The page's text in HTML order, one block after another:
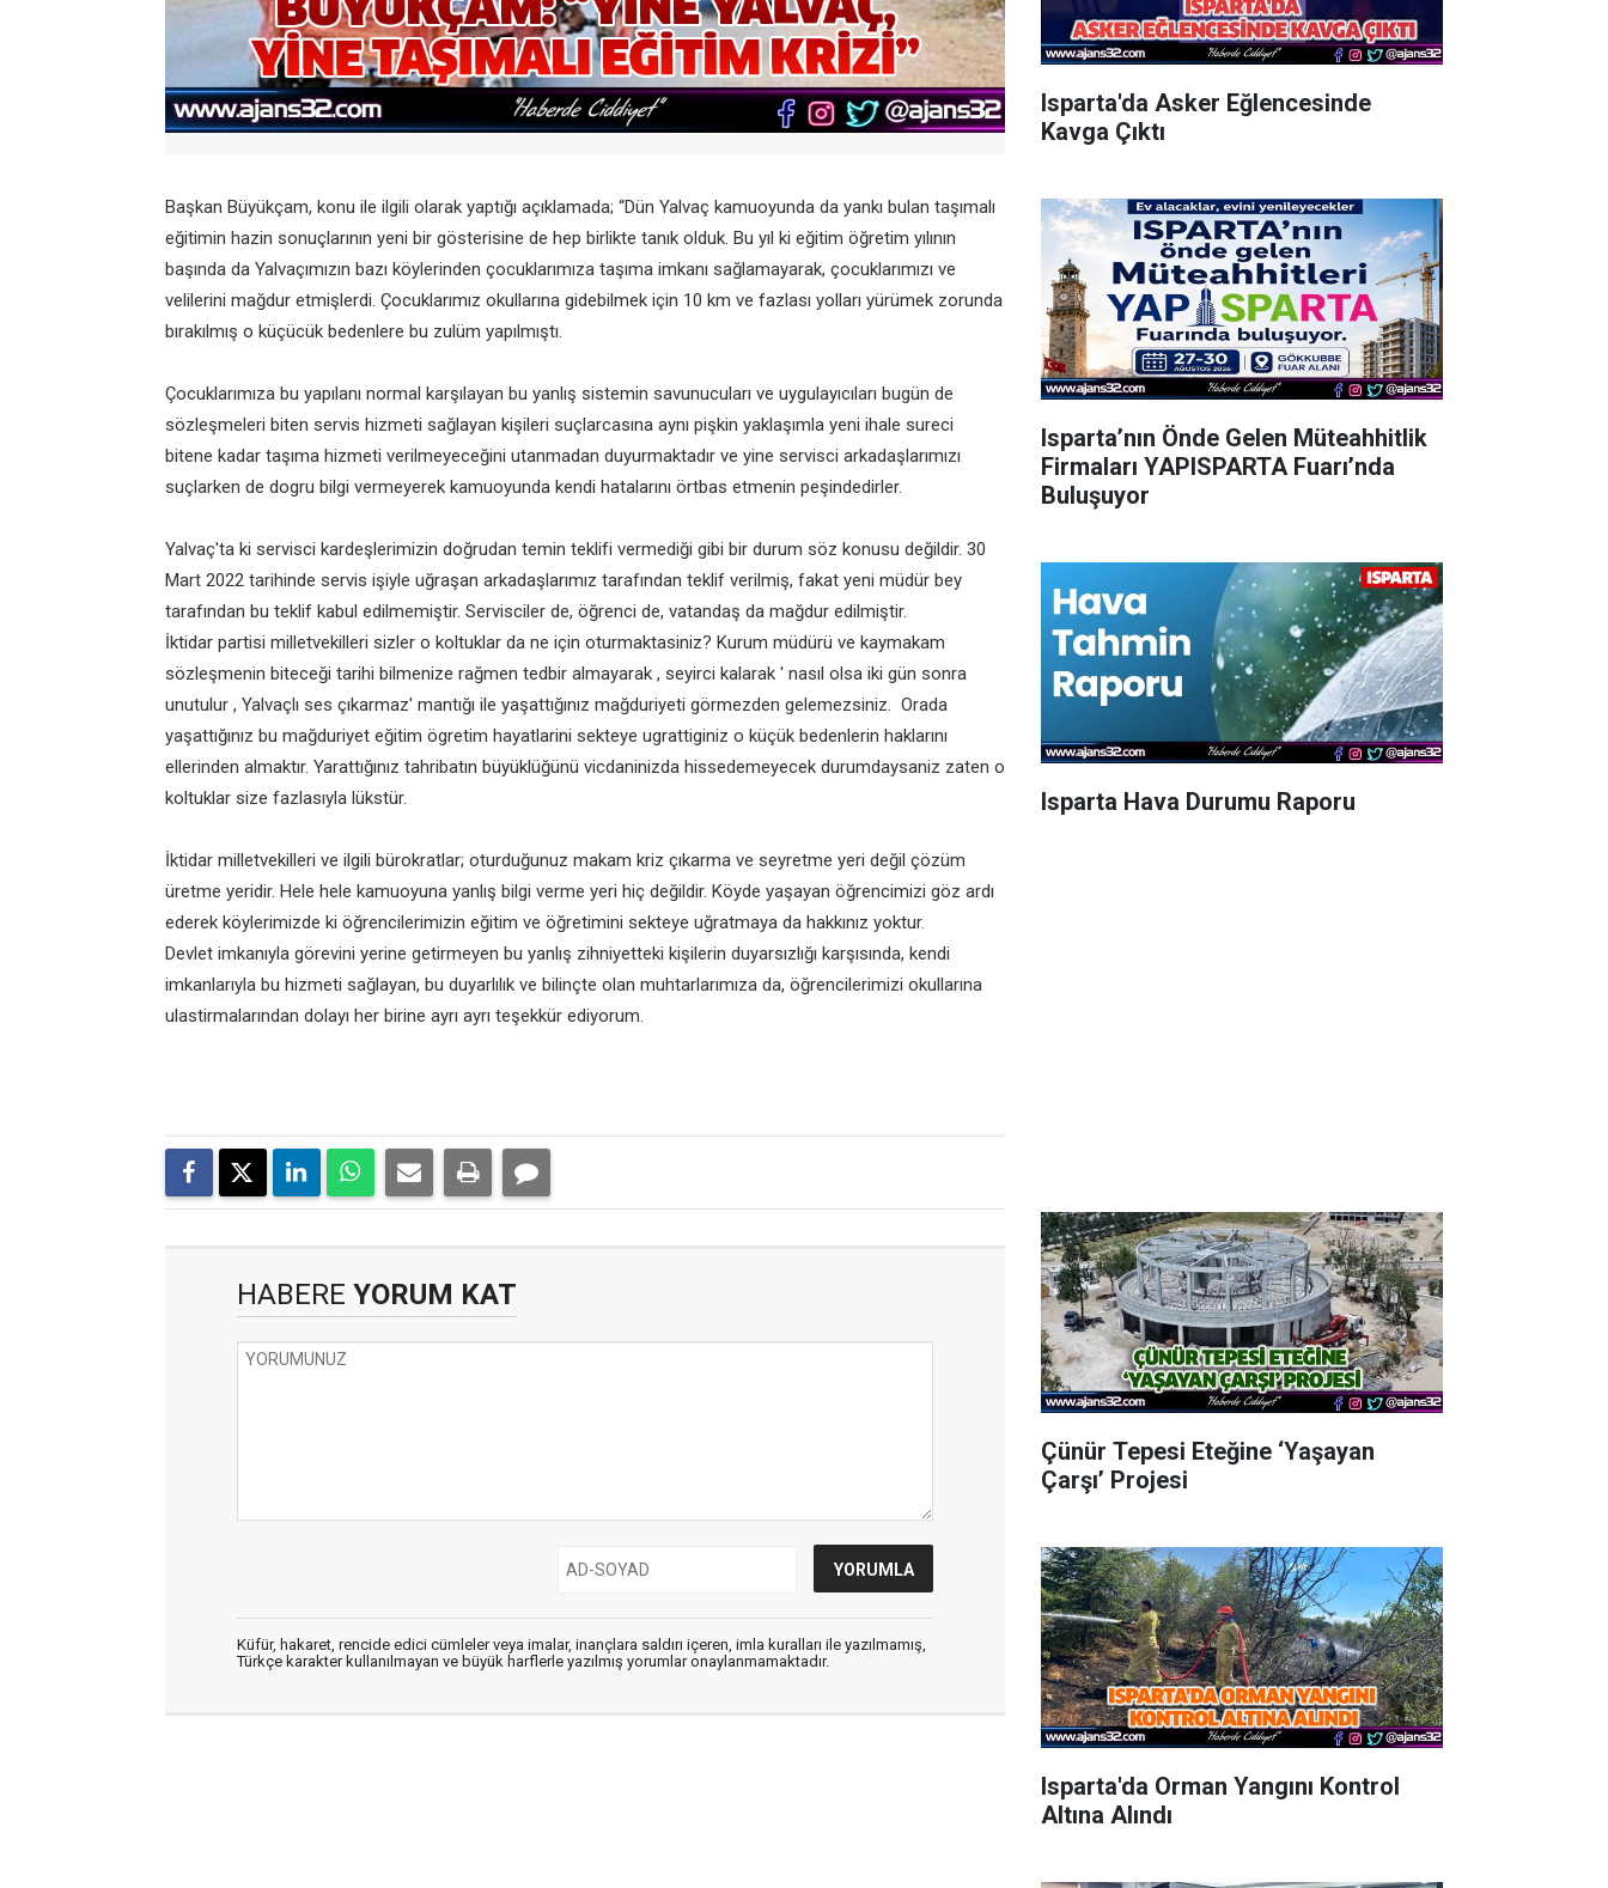
Başkan Büyükçam, konu ile ilgili olarak yaptığı açıklamada; “Dün Yalvaç kamuoyunda da yankı bulan taşımalı
eğitimin hazin sonuçlarının yeni bir gösterisine de hep birlikte tanık olduk. Bu yıl ki eğitim öğretim yılının
başında da Yalvaçımızın bazı köylerinden çocuklarımıza taşıma imkanı sağlamayarak, çocuklarımızı ve
velilerini mağdur etmişlerdi. Çocuklarımız okullarına gidebilmek için 10 km ve fazlası yolları yürümek zorunda
bırakılmış o küçücük bedenlere bu zulüm yapılmıştı.
Çocuklarımıza bu yapılanı normal karşılayan bu yanlış sistemin savunucuları ve uygulayıcıları bugün de
sözleşmeleri biten servis hizmeti sağlayan kişileri suçlarcasına aynı pişkin yaklaşımla yeni ihale sureci
bitene kadar taşıma hizmeti verilmeyeceğini utanmadan duyurmaktadır ve yine servisci arkadaşlarımızı
suçlarken de dogru bilgi vermeyerek kamuoyunda kendi hatalarını örtbas etmenin peşindedirler.
Yalvaç'ta ki servisci kardeşlerimizin doğrudan temin teklifi vermediği gibi bir durum söz konusu değildir. 30
Mart 2022 tarihinde servis işiyle uğraşan arkadaşlarımız tarafından teklif verilmiş, fakat yeni müdür bey
tarafından bu teklif kabul edilmemiştir. Servisciler de, öğrenci de, vatandaş da mağdur edilmiştir.
İktidar partisi milletvekilleri sizler o koltuklar da ne için oturmaktasiniz? Kurum müdürü ve kaymakam
sözleşmenin biteceği tarihi bilmenize rağmen tedbir almayarak , seyirci kalarak ' nasıl olsa iki gün sonra
unutulur , Yalvaçlı ses çıkarmaz' mantığı ile yaşattığınız mağduriyeti görmezden gelemezsiniz. Orada
yaşattığınız bu mağduriyet eğitim ögretim hayatlarini sekteye ugrattiginiz o küçük bedenlerin haklarını
ellerinden almaktır. Yarattığınız tahribatın büyüklüğünü vicdaninizda hissedemeyecek durumdaysaniz zaten o
koltuklar size fazlasıyla lükstür.
İktidar milletvekilleri ve ilgili bürokratlar; oturduğunuz makam kriz çıkarma ve seyretme yeri değil çözüm
üretme yeridir. Hele hele kamuoyuna yanlış bilgi verme yeri hiç değildir. Köyde yaşayan öğrencimizi göz ardı
ederek köylerimizde ki öğrencilerimizin eğitim ve öğretimini sekteye uğratmaya da hakkınız yoktur.
Devlet imkanıyla görevini yerine getirmeyen bu yanlış zihniyetteki kişilerin duyarsızlığı karşısında, kendi
imkanlarıyla bu hizmeti sağlayan, bu duyarlılık ve bilinçte olan muhtarlarımıza da, öğrencilerimizi okullarına
ulastirmalarından dolayı her birine ayrı ayrı teşekkür ediyorum.
HABERE YORUM KAT
Küfür, hakaret, rencide edici cümleler veya imalar, inançlara saldırı içeren, imla kuralları ile yazılmamış,
Türkçe karakter kullanılmayan ve büyük harflerle yazılmış yorumlar onaylanmamaktadır.
Isparta'da Asker Eğlencesinde
Kavga Çıktı
Isparta’nın Önde Gelen Müteahhitlik
Firmaları YAPISPARTA Fuarı’nda
Buluşuyor
Isparta Hava Durumu Raporu
Çünür Tepesi Eteğine ‘Yaşayan
Çarşı’ Projesi
Isparta'da Orman Yangını Kontrol
Altına Alındı